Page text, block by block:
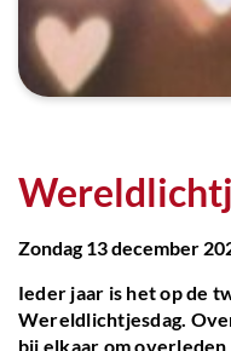
Zondag 13 december
Ieder jaar is het op de
Wereldlichtjesdag.
bij elkaar om